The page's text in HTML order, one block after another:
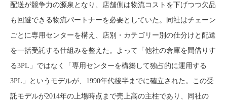
配送が競争力の源泉となり、店舗側は物流コストを下げつつ欠品
も回避できる物流パートナーを必要としていた。同社はチェーン
ごとに専用センターを構え、店別・カテゴリー別の仕分けと配送
を一括受託する仕組みを整えた。よって「他社の倉庫を間借りす
る3PL」ではなく「専用センターを構築して独占的に運用する
3PL」というモデルが、1990年代後半までに確立された。この受
託モデルが2014年の上場時点まで売上高の主柱であり、同社の